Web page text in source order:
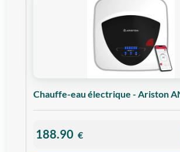
Chauffe-eau électrique - Ariston
188.90 €